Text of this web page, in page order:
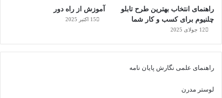
آموزش از راه دور
15 اکتبر 2025
راهنمای انتخاب بهترین طرح تابلو
چلنیوم برای کسب و کار شما
12 جولای 2025
راهنمای علمی نگارش پایان نامه
لوستر مدرن